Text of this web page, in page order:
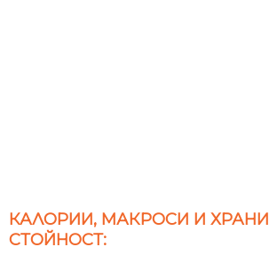
КАЛОРИИ, МАКРОСИ И
СТОЙНОСТ: